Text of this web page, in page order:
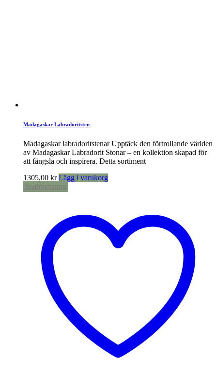
Madagaskar Labradoritsten
Madagaskar labradoritstenar Upptäck den förtrollande världen
av Madagaskar Labradorit Stonar – en kollektion skapad för
att fängsla och inspirera. Detta sortiment
1305,00 kr Lägg i varukorg
Snabbvisning